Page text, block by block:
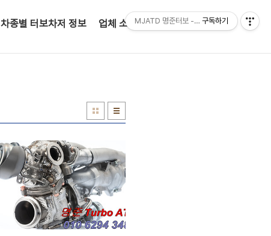
업체 소개(인사말)
고객 문의
차종별 터보차저 정보 MJATD 명준터보 - 정품터보차저 전문판매점
구독하기